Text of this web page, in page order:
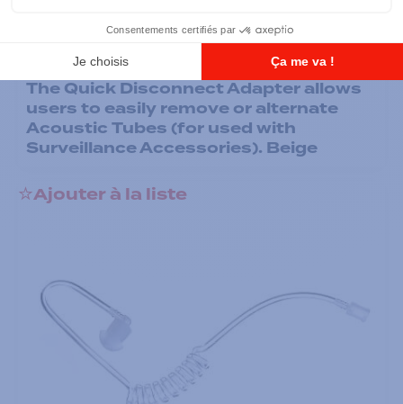
Low Noise Kit - Clear Acoustic Tube
Assembly includes 1 Clear Rubber
Eartip. For Low Noise Environments.
The Quick Disconnect Adapter allows
users to easily remove or alternate
Acoustic Tubes (for used with
Surveillance Accessories). Beige
Ajouter à la liste